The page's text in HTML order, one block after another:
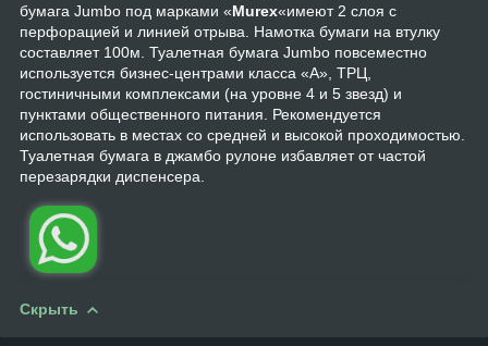
бумага Jumbo под марками «Murex«имеют 2 слоя с
перфорацией и линией отрыва. Намотка бумаги на втулку
составляет 100м. Туалетная бумага Jumbo повсеместно
используется бизнес-центрами класса «А», ТРЦ,
гостиничными комплексами (на уровне 4 и 5 звезд) и
пунктами общественного питания. Рекомендуется
использовать в местах со средней и высокой проходимостью.
Туалетная бумага в джамбо рулоне избавляет от частой
перезарядки диспенсера.
Скрыть